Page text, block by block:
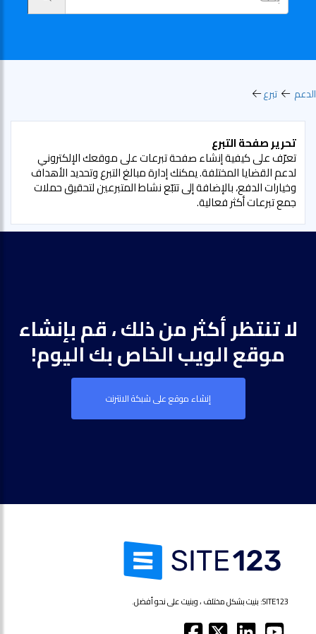
تبرع
تحرير صفحة التبرع
تعرّف على كيفية إنشاء صفحة تبرعات على موقعك الإلكتروني
لدعم القضايا المختلفة. يمكنك إدارة مبالغ التبرع وتحديد الأهداف
وخيارات الدفع، بالإضافة إلى تتبّع نشاط المتبرعين لتحقيق حملات
جمع تبرعات أكثر فعالية.
لا تنتظر أكثر من ذلك ، قم بإنشاء
موقع الويب الخاص بك اليوم!
إنشاء موقع على شبكة الانترنت
SITE123: بنيت بشكل مختلف ، وبنيت على نحو أفضل.